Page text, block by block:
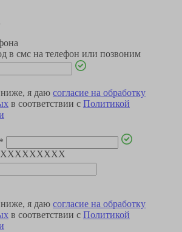
в смс на телефон или позвоним
я даю согласие на обработку
в соответствии с Политикой
*
я даю согласие на обработку
в соответствии с Политикой